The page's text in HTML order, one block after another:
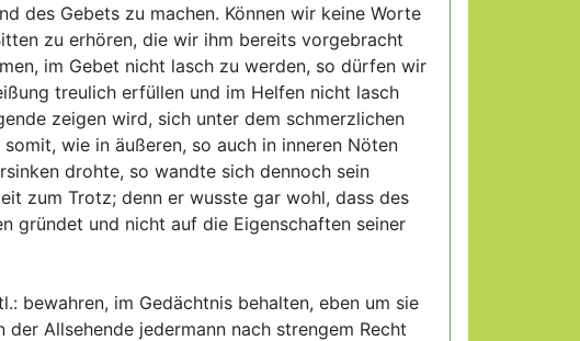
des Gebets zu machen. Können wir keine Worte
zu erhören, die wir ihm bereits vorgebracht
im Gebet nicht lasch zu werden, so dürfen wir
treulich erfüllen und im Helfen nicht lasch
zeigen wird, sich unter dem schmerzlichen
wie in äußeren, so auch in inneren Nöten
drohte, so wandte sich dennoch sein
zum Trotz; denn er wusste gar wohl, dass des
gründet und nicht auf die Eigenschaften seiner
bewahren, im Gedächtnis behalten, eben um sie
Allsehende jedermann nach strengem Recht